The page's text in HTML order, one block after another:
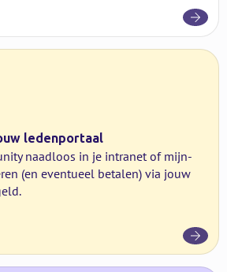
ledenportaal
naadloos in je intranet of mijn-
(en eventueel betalen) via jouw